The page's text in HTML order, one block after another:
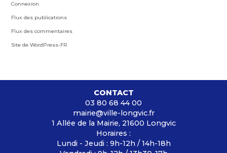
Connexion
Flux des publications
Flux des commentaires
Site de WordPress-FR
CONTACT
03 80 68 44 00
mairie@ville-longvic.fr
1 Allée de la Mairie, 21600 Longvic
Horaires :
Lundi - Jeudi : 9h-12h / 14h-18h